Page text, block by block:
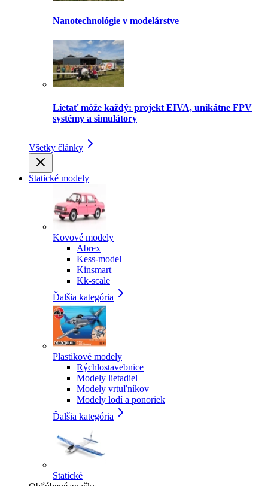
Nanotechnológie v modelárstve
Lietať môže každý: projekt EIVA, unikátne FPV
systémy a simulátory
Všetky články
Statické modely
Kovové modely
Abrex
Kess-model
Kinsmart
Kk-scale
Ďalšia kategória
Plastikové modely
Rýchlostavebnice
Modely lietadiel
Modely vrtuľníkov
Modely lodí a ponoriek
Ďalšia kategória
Statické